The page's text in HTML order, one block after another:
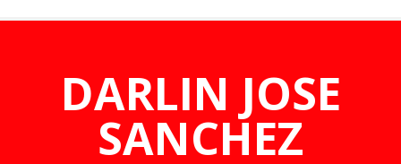
Servicios
Eventos
DARLIN JOSE
SANCHEZ